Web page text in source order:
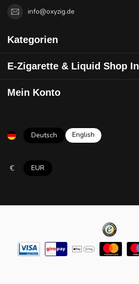
info@oxyzig.de
Kategorien
E-Zigarette & Liquid Shop
Mein Konto
Deutsch English
€ EUR